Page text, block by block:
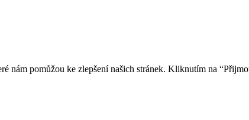
nám pomůžou ke zlepšení našich stránek. Kliknutím na